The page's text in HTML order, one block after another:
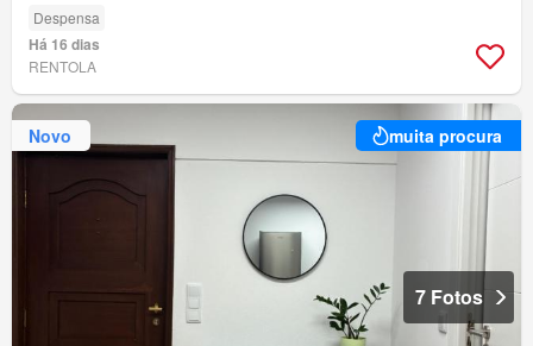
Despensa
Há 16 dias
RENTOLA
Novo muita procura
7 Fotos